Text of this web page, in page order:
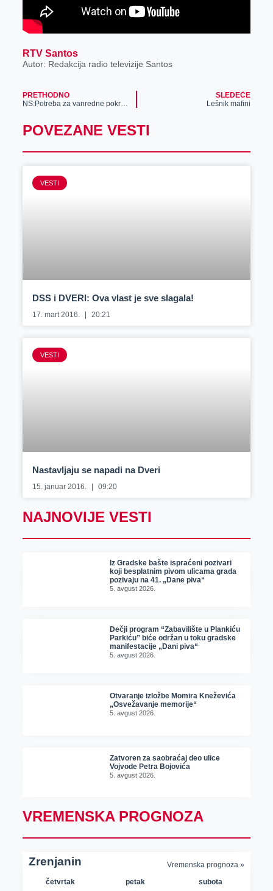
RTV Santos
Autor: Redakcija radio televizije Santos
PRETHODNO
NS:Potreba za vanredne pokrajinske izbore
SLEDEĆE
Lešnik mafini
POVEZANE VESTI
VESTI
DSS i DVERI: Ova vlast je sve slagala!
17. mart 2016. 20:21
VESTI
Nastavljaju se napadi na Dveri
15. januar 2016. 09:20
NAJNOVIJE VESTI
Iz Gradske bašte ispraćeni pozivari
koji besplatnim pivom ulicama grada
pozivaju na 41. „Dane piva“
5. avgust 2026.
Dečji program “Zabavilište u Plankiću
Parkiću” biće održan u toku gradske
manifestacije „Dani piva“
5. avgust 2026.
Otvaranje izložbe Momira Kneževića
„Osvežavanje memorije“
5. avgust 2026.
Zatvoren za saobraćaj deo ulice
Vojvode Petra Bojovića
5. avgust 2026.
VREMENSKA PROGNOZA